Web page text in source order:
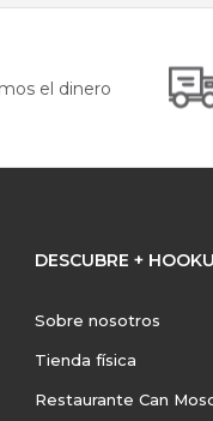
el dinero
DESCUBRE +
Sobre nosotros
Tienda física
Restaurante Can